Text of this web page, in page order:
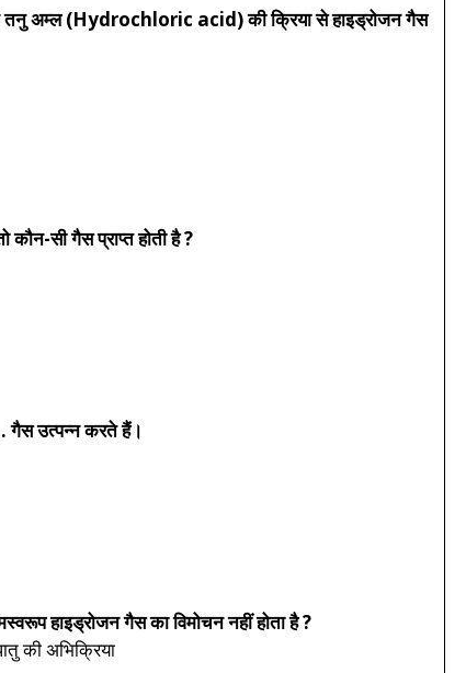
अम्ल (Hydrochloric acid) की क्रिया से हाइड्रोजन गैस
सी गैस प्राप्त होती है ?
उत्पन्न करते हैं।
हाइड्रोजन गैस का विमोचन नहीं होता है ?
की अभिक्रिया